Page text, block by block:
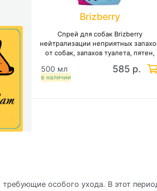
Brizberry
Спрей для собак Brizberry
нейтрализации неприятных
от собак, запахов туалета, пятен,
в наличии
500 мл 585 р.
особого ухода. В этот